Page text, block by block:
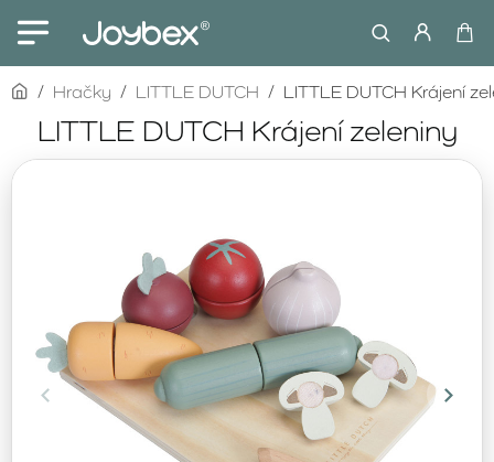
LITTLE DUTCH Krájení zeleniny
homeHračky LITTLE DUTCH LITTLE DUTCH Krájení